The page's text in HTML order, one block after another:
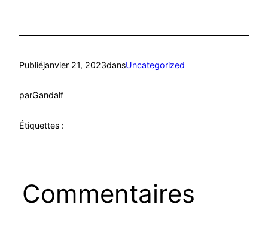
Publiéjanvier 21, 2023dansUncategorized
parGandalf
Étiquettes :
Commentaires